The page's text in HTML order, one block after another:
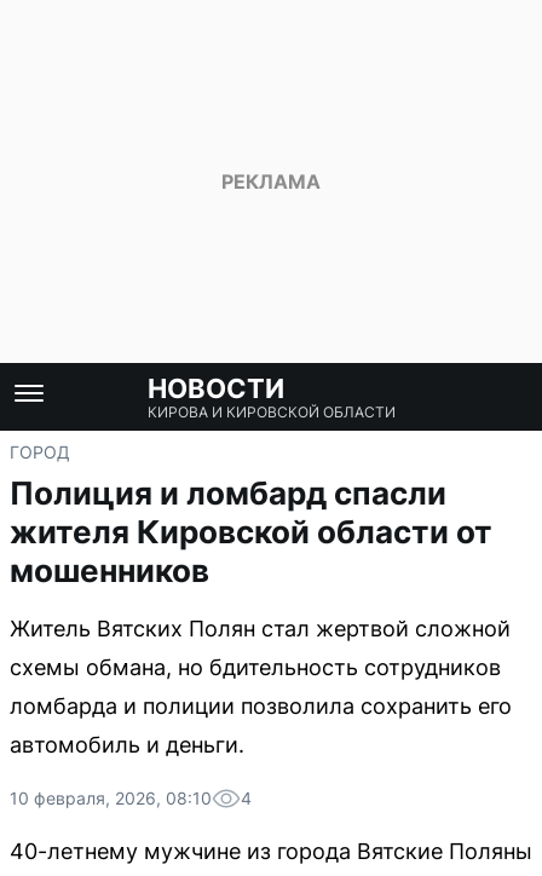
НОВОСТИ
КИРОВА И КИРОВСКОЙ ОБЛАСТИ
ГОРОД
Полиция и ломбард спасли
жителя Кировской области от
мошенников
Житель Вятских Полян стал жертвой сложной
схемы обмана, но бдительность сотрудников
ломбарда и полиции позволила сохранить его
автомобиль и деньги.
10 февраля, 2026, 08:10 4
40-летнему мужчине из города Вятские Поляны